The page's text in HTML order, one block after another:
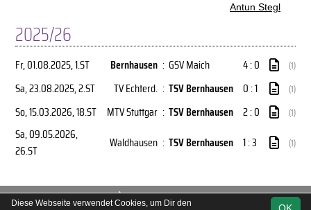
Antun Stegl
2025/26
Fr, 01.08.2025, 1.ST Bernhausen : GSV Maich 4 : 0 (1)
Sa, 23.08.2025, 2.ST TV Echterd. : TSV Bernhausen 0 : 1 (1)
So, 15.03.2026, 18.ST MTV Stuttgar : TSV Bernhausen 2 : 0 (1)
Sa, 09.05.2026,
26.ST
Waldhausen : TSV Bernhausen 1 : 3 (1)
soccero.de
Diese Webseite verwendet Cookies, um Dir den